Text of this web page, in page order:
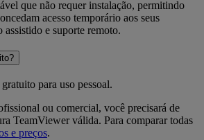
que não requer instalação, permitindo
acesso temporário aos seus
assistido e suporte remoto.
para uso pessoal.
ou comercial, você precisará de
TeamViewer válida. Para comparar todas
e preços.